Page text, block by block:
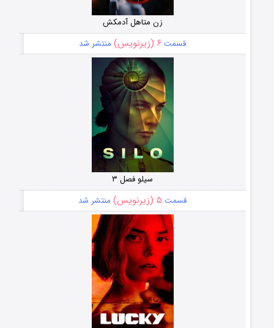
زن متاهل آدمکش
قسمت ۶ (زیرنویس) منتشر شد
سیلو فصل ۳
قسمت ۵ (زیرنویس) منتشر شد